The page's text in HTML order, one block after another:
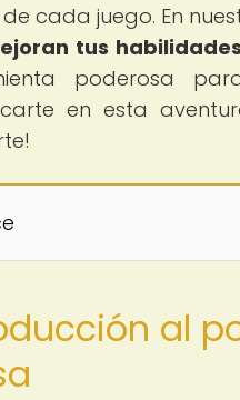
cada juego. En
tus
poderosa
en esta
al